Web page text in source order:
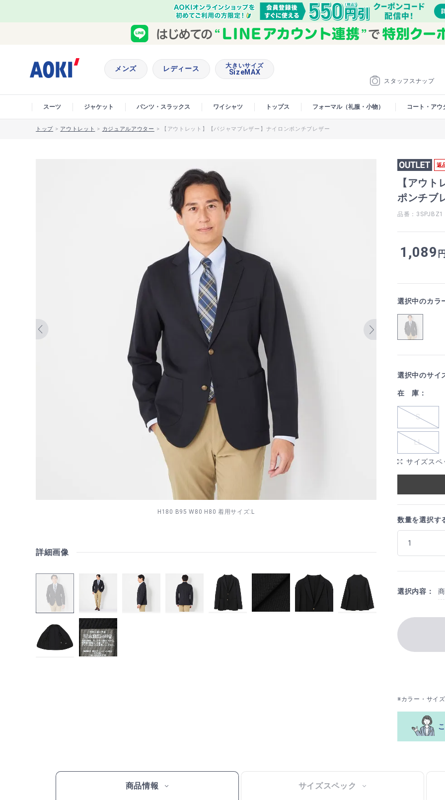
スタッフスナップ
メンズ レディース 大きいサイズ
SizeMAX
スーツ ジャケット パンツ・スラックス ワイシャツ トップス フォーマル（礼服・小物） コート・アウ
トップ > アウトレット > カジュアルアウター > 【アウトレット】【パジャマブレザー】ナイロンポンチブレザー
H180 B95 W80 H80 着用サイズ:L
詳細画像
返
【アウ
ポンチブ
品番：3SPJBZ1
1,089
選択中のカラ
選択中のサイ
在 庫：
S
LL
サイズスペ
数量を選択す
選択内容：
※カラー・サイ
商品情報 サイズスペック